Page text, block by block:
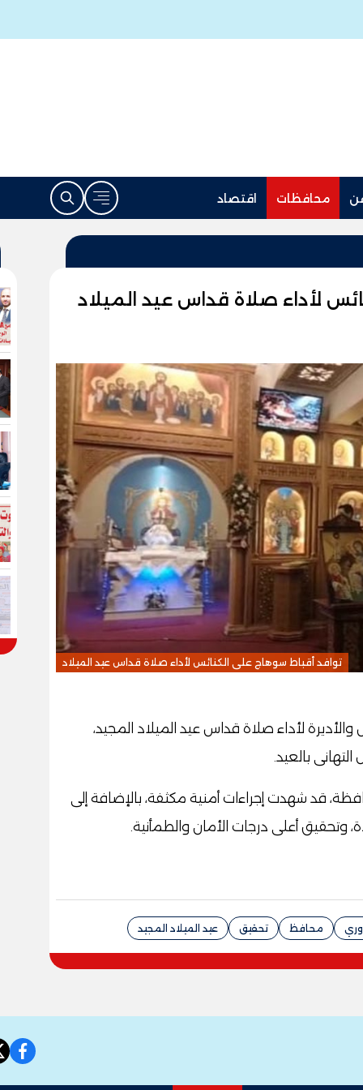
محافظات اقتصاد
لأداء صلاة قداس عيد الميلاد
توافد أقباط سوهاج على الكنائس لأداء صلاة قداس عيد الميلاد
لأداء صلاة قداس عيد الميلاد المجيد،
بالعيد.
قد شهدت إجراءات أمنية مكثفة، بالإضافة إلى
وتحقيق أعلى درجات الأمان والطمأنية.
محافظ تحقيق عيد الميلاد المجيد